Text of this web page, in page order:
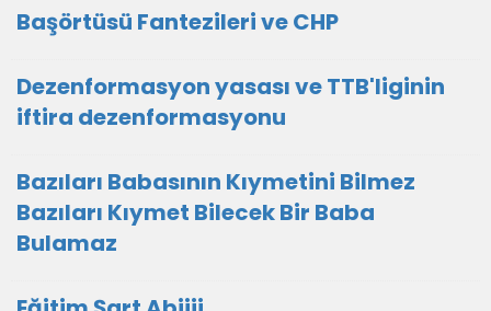
Başörtüsü Fantezileri ve CHP
Dezenformasyon yasası ve TTB'liginin
iftira dezenformasyonu
Bazıları Babasının Kıymetini Bilmez
Bazıları Kıymet Bilecek Bir Baba
Bulamaz